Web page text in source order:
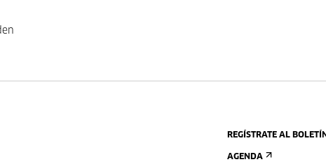
REGÍSTRATE AL BOLETÍN
AGENDA